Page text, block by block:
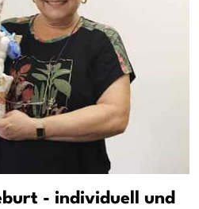
- individuell und